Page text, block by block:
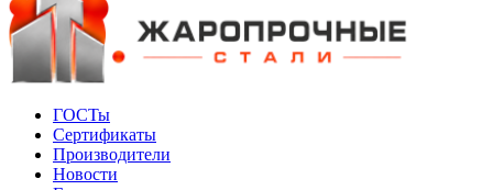
ГОСТы
Сертификаты
Производители
Новости